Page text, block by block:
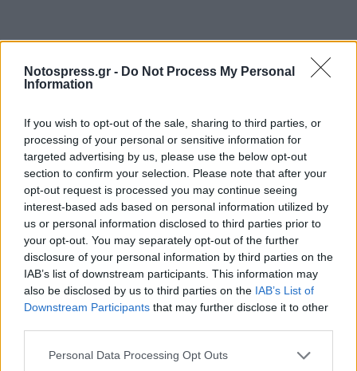
Notospress.gr - Do Not Process My Personal
Information
If you wish to opt-out of the sale, sharing to third parties, or
processing of your personal or sensitive information for
targeted advertising by us, please use the below opt-out
section to confirm your selection. Please note that after your
opt-out request is processed you may continue seeing
interest-based ads based on personal information utilized by
us or personal information disclosed to third parties prior to
your opt-out. You may separately opt-out of the further
disclosure of your personal information by third parties on the
IAB’s list of downstream participants. This information may
also be disclosed by us to third parties on the IAB’s List of
Downstream Participants that may further disclose it to other
Personal Data Processing Opt Outs
Χθες, η διαδικασία ξεκίνησε με την αγόρευση της
εισαγγελέα η οποία πρότεινε την ενοχή του
κατηγορουμένου, αλλά με το ελαφρυντικό της
μεταγενέστερης καλής συμπεριφοράς. Η δίκη
εισαγγελέας στην πρότασή της, τόσο από τις